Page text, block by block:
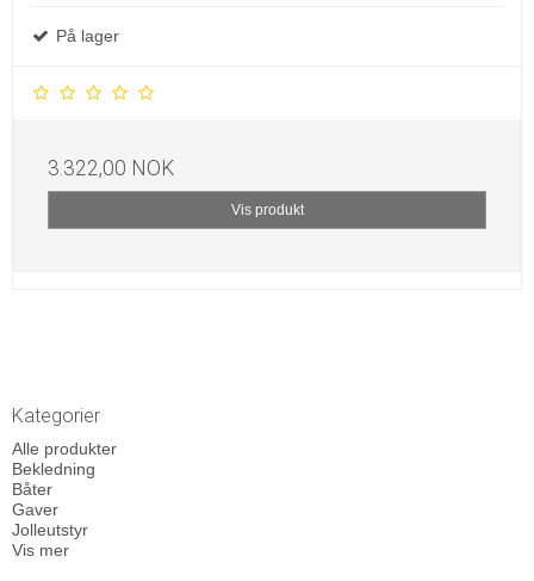
På lager
3.322,00 NOK
Vis produkt
Kategorier
Alle produkter
Bekledning
Båter
Gaver
Jolleutstyr
Vis mer